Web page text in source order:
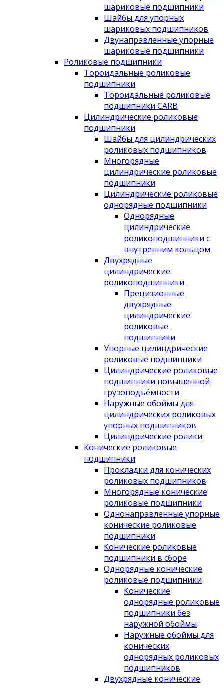
шариковые подшипники
Шайбы для упорных
шариковых подшипников
Двунаправленные упорные
шариковые подшипники
Роликовые подшипники
Тороидальные роликовые
подшипники
Тороидальные роликовые
подшипники CARB
Цилиндрические роликовые
подшипники
Шайбы для цилиндрических
роликовых подшипников
Многорядные
цилиндрические роликовые
подшипники
Цилиндрические роликовые
однорядные подшипники
Однорядные
цилиндрические
роликоподшипники с
внутренним кольцом
Двухрядные
цилиндрические
роликоподшипники
Прецизионные
двухрядные
цилиндрические
роликовые
подшипники
Упорные цилиндрические
роликовые подшипники
Цилиндрические роликовые
подшипники повышенной
грузоподъёмности
Наружные обоймы для
цилиндрических роликовых
упорных подшипников
Цилиндрические ролики
Конические роликовые
подшипники
Прокладки для конических
роликовых подшипников
Многорядные конические
роликовые подшипники
Однонаправленные упорные
конические роликовые
подшипники
Конические роликовые
подшипники в сборе
Однорядные конические
роликовые подшипники
Конические
однорядные роликовые
подшипники без
наружной обоймы
Наружные обоймы для
конических
однорядных роликовых
подшипников
Двухрядные конические